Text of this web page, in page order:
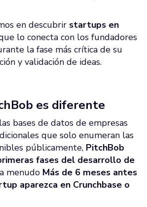
en descubrir startups en
lo conecta con los fundadores
la fase más crítica de su
y validación de ideas.
es diferente
bases de datos de empresas
que solo enumeran las
públicamente, PitchBob
fases del desarrollo de
menudo Más de 6 meses antes
aparezca en Crunchbase o